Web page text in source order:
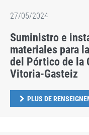
27/05/2024
Suministro e
materiales para
del Pórtico de la
Vitoria-Gasteiz
PLUS DE